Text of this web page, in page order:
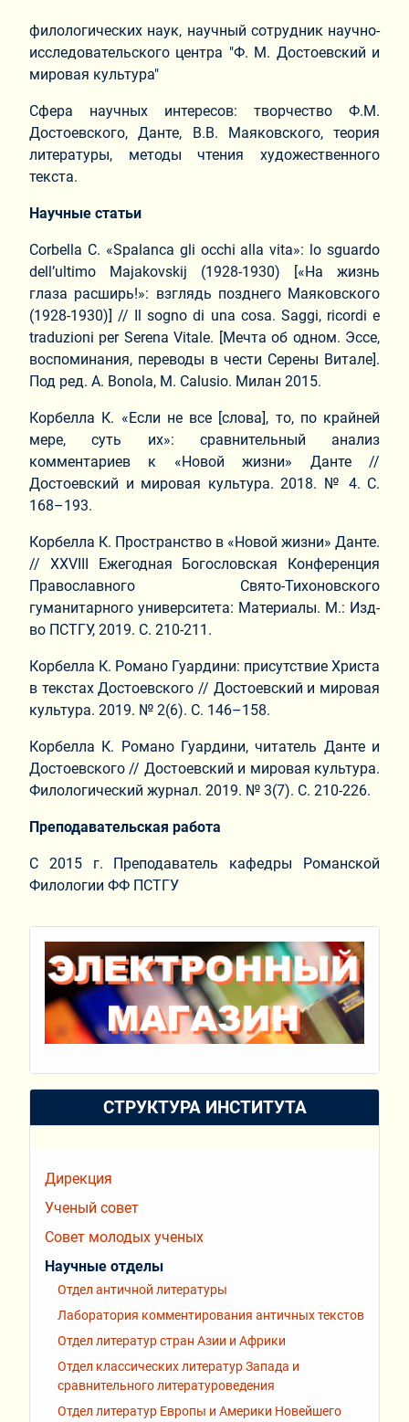
филологических наук, научный сотрудник научно-
исследовательского центра "Ф. М. Достоевский и
мировая культура"
Сфера научных интересов: творчество Ф.М.
Достоевского, Данте, В.В. Маяковского, теория
литературы, методы чтения художественного
текста.
Научные статьи
Corbella C. «Spalanca gli occhi alla vita»: lo sguardo
dell’ultimo Majakovskij (1928-1930) [«На жизнь
глаза расширь!»: взглядь позднего Маяковского
(1928-1930)] // Il sogno di una cosa. Saggi, ricordi e
traduzioni per Serena Vitale. [Мечта об одном. Эссе,
воспоминания, переводы в чести Серены Витале].
Под ред. A. Bonola, M. Calusio. Милан 2015.
Корбелла К. «Если не все [слова], то, по крайней
мере, суть их»: сравнительный анализ
комментариев к «Новой жизни» Данте //
Достоевский и мировая культура. 2018. № 4. С.
168–193.
Корбелла К. Пространство в «Новой жизни» Данте.
// XXVIII Ежегодная Богословская Конференция
Православного Свято-Тихоновского
гуманитарного университета: Материалы. М.: Изд-
во ПСТГУ, 2019. С. 210-211.
Корбелла К. Романо Гуардини: присутствие Христа
в текстах Достоевского // Достоевский и мировая
культура. 2019. № 2(6). С. 146–158.
Корбелла К. Романо Гуардини, читатель Данте и
Достоевского // Достоевский и мировая культура.
Филологический журнал. 2019. № 3(7). С. 210-226.
Преподавательская работа
С 2015 г. Преподаватель кафедры Романской
Филологии ФФ ПСТГУ
СТРУКТУРА ИНСТИТУТА
Дирекция
Ученый совет
Совет молодых ученых
Научные отделы
Отдел античной литературы
Лаборатория комментирования античных текстов
Отдел литератур стран Азии и Африки
Отдел классических литератур Запада и
сравнительного литературоведения
Отдел литератур Европы и Америки Новейшего